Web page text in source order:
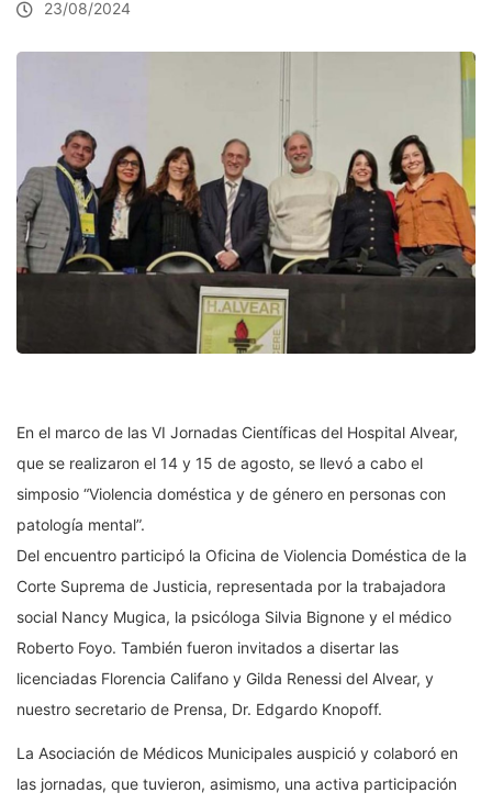
23/08/2024
En el marco de las VI Jornadas Científicas del Hospital Alvear,
que se realizaron el 14 y 15 de agosto, se llevó a cabo el
simposio “Violencia doméstica y de género en personas con
patología mental”.
Del encuentro participó la Oficina de Violencia Doméstica de la
Corte Suprema de Justicia, representada por la trabajadora
social Nancy Mugica, la psicóloga Silvia Bignone y el médico
Roberto Foyo. También fueron invitados a disertar las
licenciadas Florencia Califano y Gilda Renessi del Alvear, y
nuestro secretario de Prensa, Dr. Edgardo Knopoff.
La Asociación de Médicos Municipales auspició y colaboró en
las jornadas, que tuvieron, asimismo, una activa participación